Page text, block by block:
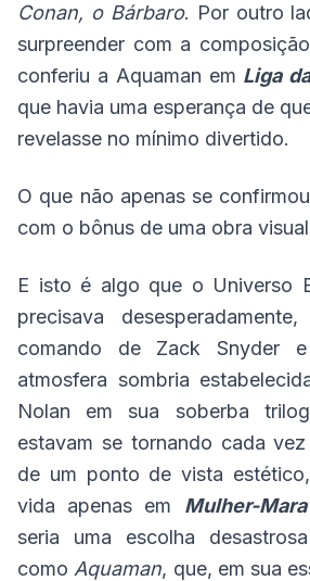
Conan, o Bárbaro. Por outro
surpreender com a
conferiu a Aquaman em Liga
que havia uma esperança de
revelasse no mínimo divertido.
O que não apenas se
com o bônus de uma obra
E isto é algo que o Universo
precisava
comando de Zack Snyder
atmosfera sombria
Nolan em sua soberba
estavam se tornando cada
de um ponto de vista
vida apenas em Mulher-
seria uma escolha
como Aquaman, que, em sua